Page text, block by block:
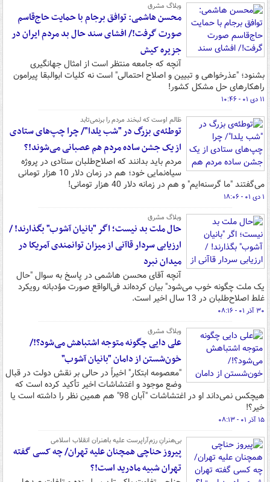
وبلاگ مشرق
محسن هاشمی: توافق برجام با حمایت حاج‌قاسم
صورت گرفت!/ افشای سند حال بد مردم ایران در
جزیره کیش
آنچه که جامعه منتظر است از امثال جهانگیری
بشنود؛ "عذرخواهی و تبیین و اصلاح احتمالی" است نه کلیات ابوالبقا پیرامون
راهکارهای حل مشکل کشور!
۱۱ دی ۰۱ - ۱۰:۴۶
ظالم اوست که لبخند مردم را برنمی‌تابد
توطئه‌ی بزرگ در "شب یلدا"/ چرا چپ‌های ستادی
از یک جشن ساده مردم هم عصبانی می‌شوند!؟
مردم باید بدانند که اصلاح‌طلبان ستادی در پروژه
سیاه‌نمایی خود؛ هم در زمان دلار 10 هزار تومانی
می‌گفتند "ما گرسنه‌ایم" و هم در زمانه دلار 40 هزار تومانی!
۱ دی ۰۱ - ۱۸:۰۶
وبلاگ مشرق
حال ملت بد نیست؛ اگر "بانیان آشوب" بگذارند! /
ارزیابی سردار قاآنی از میزان توانمندی آمریکا در
میدان نبرد
آنچه آقای محسن هاشمی در پاسخ به سوال "حال
یک ملت چگونه خوب می‌شود" بیان کرده‌اند فی‌الواقع صورت مؤدبانه رویکرد
غلط اصلاح‌طلبان در 13 سال اخیر است.
۳۰ آذر ۰۱ - ۰۸:۱۶
وبلاگ مشرق
علی دایی چگونه متوجه اشتباهش می‌شود؟!/
خون‌شستن از دامان "بانیان آشوب"
"معصومه ابتکار" اخیراً در حالی بر نقش دولت در قبال
وضع موجود و اغتشاشات اخیر تأکید کرده است که
هیچکس نمی‌داند او در اغتشاشات "آبان 98" هم همین نظر را داشته است یا
خیر؟!
۱۵ آذر ۰۱ - ۰۸:۱۳
بی‌هنرانِ رزم‌آراپرست علیه باهنران انقلاب اسلامی
پیروز حناچی همچنان علیه تهران/ چه کسی گفته
تهران شبیه مادرید است!؟